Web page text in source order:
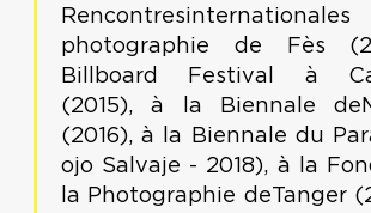
photographie de Fès
Billboard Festival à
(2015), à la Biennale
(2016), à la Biennale du
ojo Salvaje - 2018), à la
la Photographie deTanger